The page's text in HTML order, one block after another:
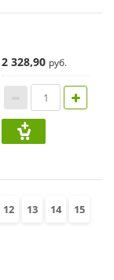
2 328,90 руб.
12 13 14 15